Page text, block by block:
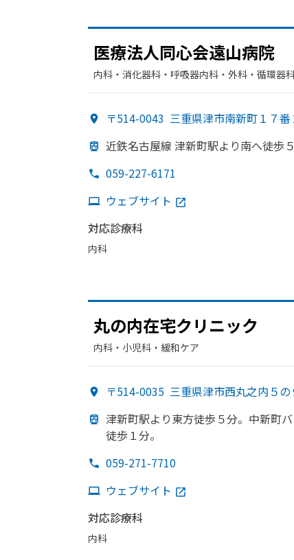
医療法人同心会遠山病院
内科・​消化器科・​呼吸器内科・​外科・​循環器
〒514-0043 三重県津市南新町１７
近鉄名古屋線 津新町駅より南へ徒歩
059-227-6171
ウェブサイト
対応診療科
内科
丸の内在宅クリニック
内科・​小児科・​緩和ケア
〒514-0035 三重県津市西丸之内５の
津新町駅より東方徒歩５分。 中新町
徒歩１分。
059-271-7710
ウェブサイト
対応診療科
内科